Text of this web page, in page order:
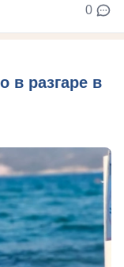
0
в разгаре в